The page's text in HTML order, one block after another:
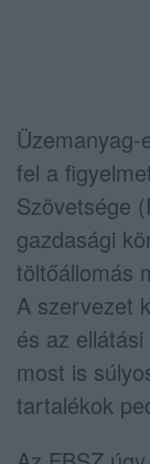
fel a
Szövetsége
gazdasági
töltőállomás
A szervezet
és az
most is
tartalékok